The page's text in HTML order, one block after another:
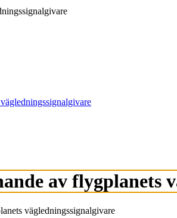
av flygplanets
vägledningssignalgivare